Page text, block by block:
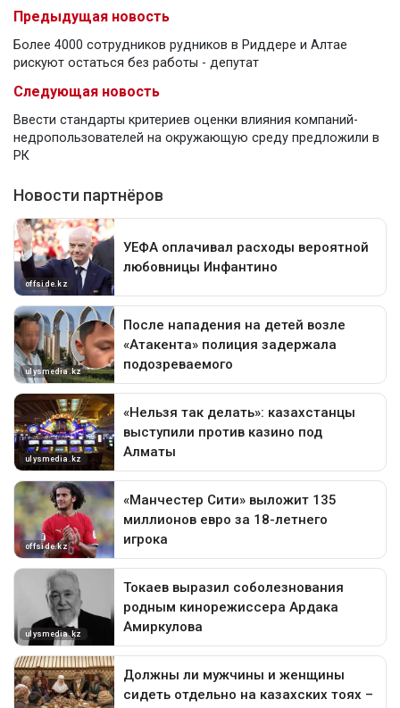
Предыдущая новость
Более 4000 сотрудников рудников в Риддере и Алтае
рискуют остаться без работы - депутат
Следующая новость
Ввести стандарты критериев оценки влияния компаний-
недропользователей на окружающую среду предложили в
РК